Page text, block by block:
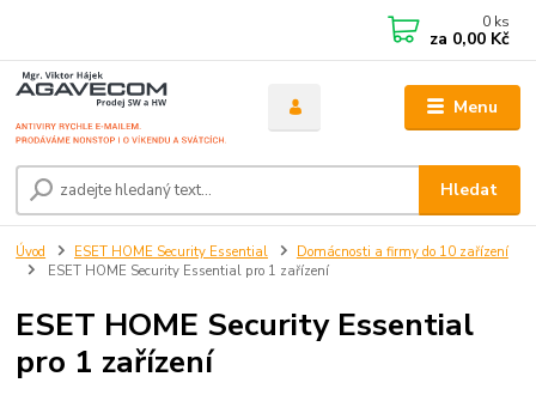
Menu
Hledat
0 ks
za 0,00 Kč
Úvod ESET HOME Security Essential
Domácnosti a firmy do 10 zařízení
ESET HOME Security Essential pro 1 zařízení
ESET HOME Security Essential
pro 1 zařízení